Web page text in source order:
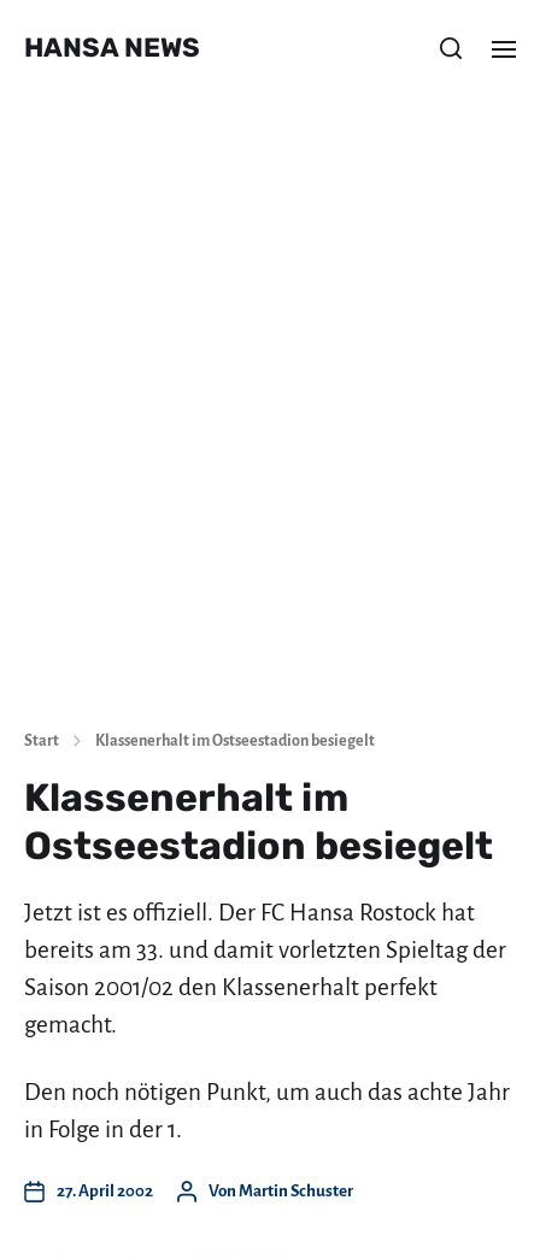
HANSA NEWS
Start Klassenerhalt im Ostseestadion besiegelt
Klassenerhalt im
Ostseestadion besiegelt
Jetzt ist es offiziell. Der FC Hansa Rostock hat
bereits am 33. und damit vorletzten Spieltag der
Saison 2001/02 den Klassenerhalt perfekt
gemacht.
Den noch nötigen Punkt, um auch das achte Jahr
in Folge in der 1.
27. April 2002 Von Martin Schuster